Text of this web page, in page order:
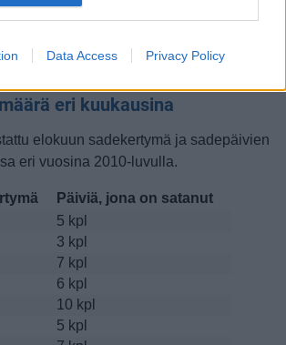
Data Access Privacy Policy
lämpötilat?
Chișinăussa on ollut elokuussa
eri kuukausina
elokuun sadekertymä ja sadepäivien
eri vuosina 2010-luvulla.
Päiviä, jona on satanut
5 kpl
3 kpl
7 kpl
6 kpl
10 kpl
5 kpl